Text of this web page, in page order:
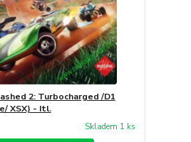
2: Turbocharged /D1
XSX) - Itl.
Skladem 1 ks